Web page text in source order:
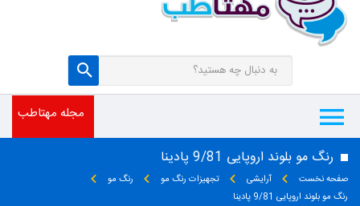
مجله مهتاطب
رنگ مو بلوند اروپایی 9/81 پادینا
صفحه نخست آرایشی تجهیزات رنگ مو
رنگ مو
رنگ مو بلوند اروپایی 9/81 پادینا